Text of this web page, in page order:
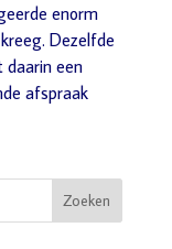
enorm
Dezelfde
daarin een
afspraak
Zoeken